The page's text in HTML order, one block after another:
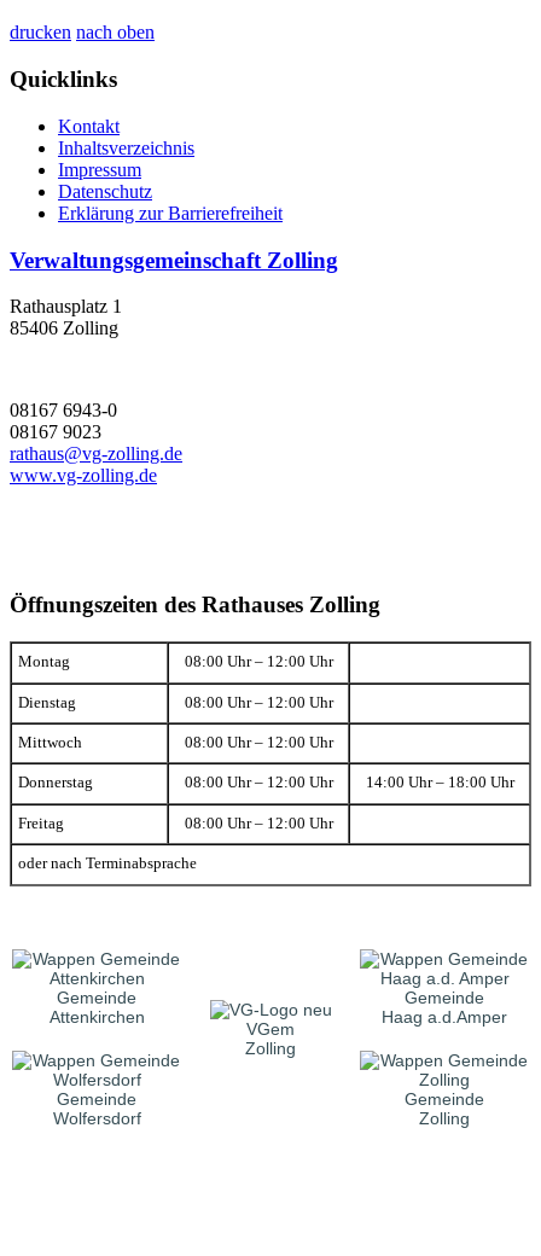
drucken nach oben
Quicklinks
Kontakt
Inhaltsverzeichnis
Impressum
Datenschutz
Erklärung zur Barrierefreiheit
Verwaltungsgemeinschaft Zolling
Rathausplatz 1
85406 Zolling
08167 6943-0
08167 9023
rathaus@vg-zolling.de
www.vg-zolling.de
Öffnungszeiten des Rathauses Zolling
Montag 08:00 Uhr – 12:00 Uhr
Dienstag 08:00 Uhr – 12:00 Uhr
Mittwoch 08:00 Uhr – 12:00 Uhr
Donnerstag 08:00 Uhr – 12:00 Uhr 14:00 Uhr – 18:00 Uhr
Freitag 08:00 Uhr – 12:00 Uhr
oder nach Terminabsprache
Gemeinde
Attenkirchen
VGem
Zolling
Gemeinde
Haag a.d.Amper
Gemeinde
Wolfersdorf
Gemeinde
Zolling